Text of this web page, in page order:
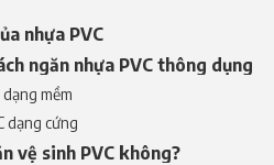
nhựa PVC
ngăn nhựa PVC thông dụng
mềm
dạng cứng
vệ sinh PVC không?